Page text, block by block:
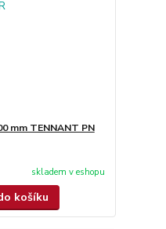
mm TENNANT PN
skladem v eshopu
košíku